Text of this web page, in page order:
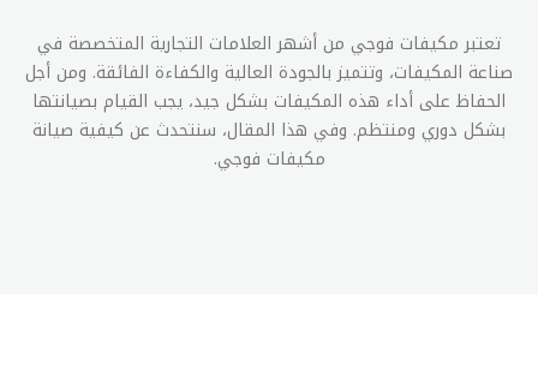
تعتبر مكيفات فوجي من أشهر العلامات التجارية المتخصصة في
صناعة المكيفات، وتتميز بالجودة العالية والكفاءة الفائقة. ومن أجل
الحفاظ على أداء هذه المكيفات بشكل جيد، يجب القيام بصيانتها
بشكل دوري ومنتظم. وفي هذا المقال، سنتحدث عن كيفية صيانة
مكيفات فوجي.